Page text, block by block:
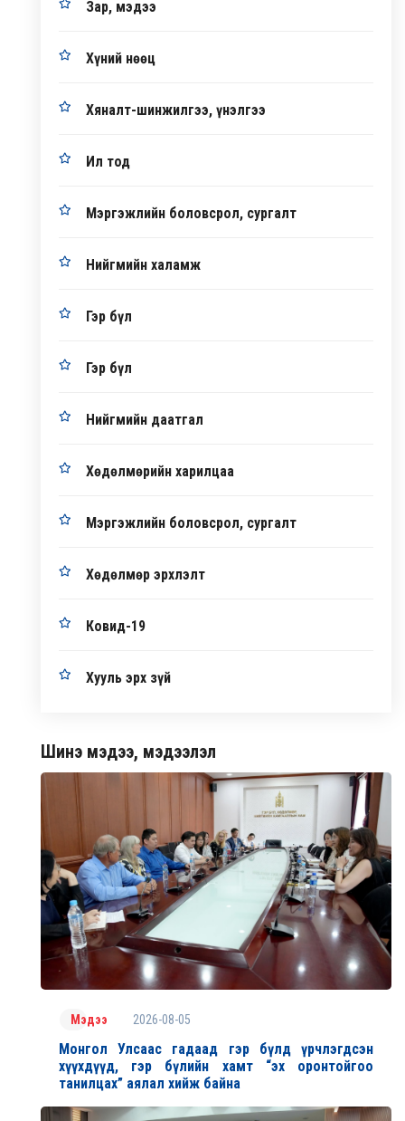
Зар, мэдээ
Хүний нөөц
Хяналт-шинжилгээ, үнэлгээ
Ил тод
Мэргэжлийн боловсрол, сургалт
Нийгмийн халамж
Гэр бүл
Гэр бүл
Нийгмийн даатгал
Хөдөлмөрийн харилцаа
Мэргэжлийн боловсрол, сургалт
Хөдөлмөр эрхлэлт
Ковид-19
Хууль эрх зүй
Шинэ мэдээ, мэдээлэл
Мэдээ 2026-08-05
Монгол Улсаас гадаад гэр бүлд үрчлэгдсэн
хүүхдүүд, гэр бүлийн хамт “эх оронтойгоо
танилцах” аялал хийж байна